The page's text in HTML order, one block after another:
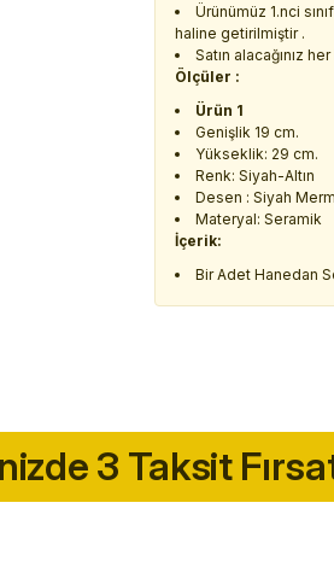
Ürünümüz 1.nci
haline getirilmiştir .
Satın alacağınız
Ölçüler :
Ürün 1
Genişlik 19 cm.
Yükseklik: 29 cm.
Renk: Siyah-Altın
Desen : Siyah
Materyal: Seramik
İçerik:
Bir Adet Hanedan
3 Taksit